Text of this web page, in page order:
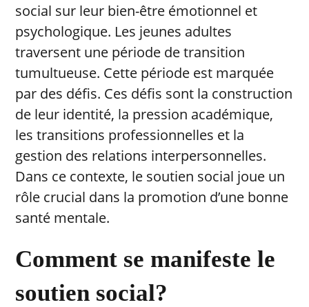
social sur leur bien-être émotionnel et
psychologique. Les jeunes adultes
traversent une période de transition
tumultueuse. Cette période est marquée
par des défis. Ces défis sont la construction
de leur identité, la pression académique,
les transitions professionnelles et la
gestion des relations interpersonnelles.
Dans ce contexte, le soutien social joue un
rôle crucial dans la promotion d’une bonne
santé mentale.
Comment se manifeste le
soutien social?